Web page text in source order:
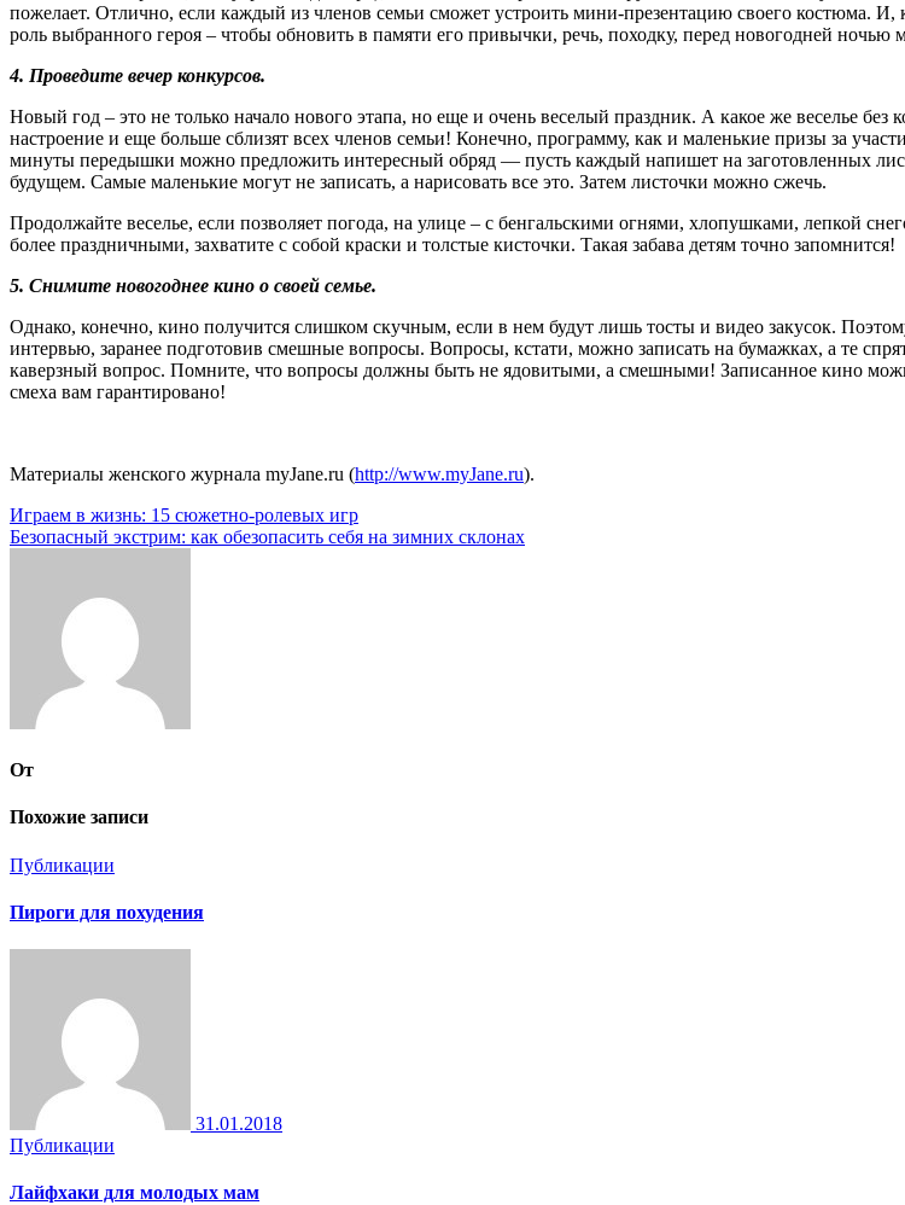
пожелает. Отлично, если каждый из членов семьи сможет устроить мини-презентацию своего костюма. И,
роль выбранного героя – чтобы обновить в памяти его привычки, речь, походку, перед новогодней
4. Проведите вечер конкурсов.
Новый год – это не только начало нового этапа, но еще и очень веселый праздник. А какое же веселье
настроение и еще больше сблизят всех членов семьи! Конечно, программу, как и маленькие призы за
минуты передышки можно предложить интересный обряд — пусть каждый напишет на заготовленных
будущем. Самые маленькие могут не записать, а нарисовать все это. Затем листочки можно сжечь.
Продолжайте веселье, если позволяет погода, на улице – с бенгальскими огнями, хлопушками, лепкой
более праздничными, захватите с собой краски и толстые кисточки. Такая забава детям точно запомнится!
5. Снимите новогоднее кино о своей семье.
Однако, конечно, кино получится слишком скучным, если в нем будут лишь тосты и видео закусок.
интервью, заранее подготовив смешные вопросы. Вопросы, кстати, можно записать на бумажках, а те
каверзный вопрос. Помните, что вопросы должны быть не ядовитыми, а смешными! Записанное кино
смеха вам гарантировано!
Материалы женского журнала myJane.ru (http://www.myJane.ru).
Навигация
по
Играем в жизнь: 15 сюжетно-ролевых игр
Безопасный экстрим: как обезопасить себя на зимних склонах
От
Похожие записи
Публикации
Пироги для похудения
31.01.2018
Публикации
Лайфхаки для молодых мам